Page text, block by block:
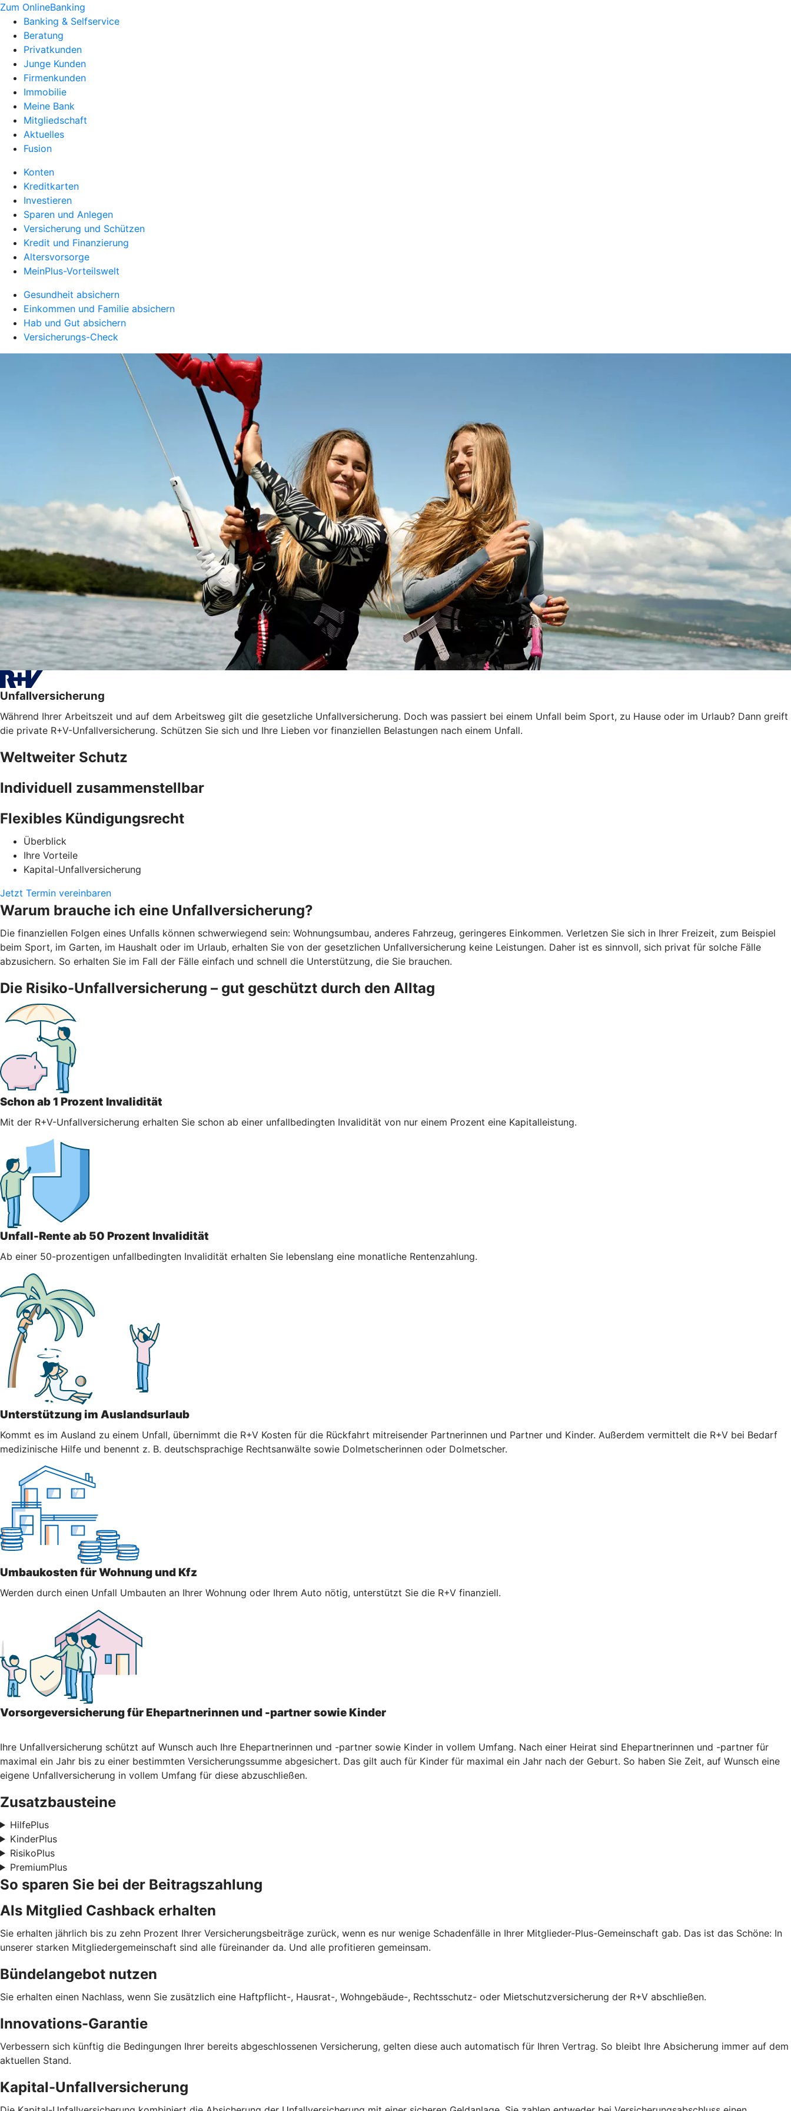
Zum OnlineBanking
Banking & Selfservice
Beratung
Privatkunden
Junge Kunden
Firmenkunden
Immobilie
Meine Bank
Mitgliedschaft
Aktuelles
Fusion
Konten
Kreditkarten
Investieren
Sparen und Anlegen
Versicherung und Schützen
Kredit und Finanzierung
Altersvorsorge
MeinPlus-Vorteilswelt
Gesundheit absichern
Einkommen und Familie absichern
Hab und Gut absichern
Versicherungs-Check
Unfallversicherung
Während Ihrer Arbeitszeit und auf dem Arbeitsweg gilt die gesetzliche Unfallversicherung. Doch was passiert bei einem Unfall beim Sport, zu Hause oder im Urlaub? Dann greift
die private R+V-Unfallversicherung. Schützen Sie sich und Ihre Lieben vor finanziellen Belastungen nach einem Unfall.
Weltweiter Schutz
Individuell zusammenstellbar
Flexibles Kündigungsrecht
Überblick
Ihre Vorteile
Kapital-Unfallversicherung
Jetzt Termin vereinbaren
Warum brauche ich eine Unfallversicherung?
Die finanziellen Folgen eines Unfalls können schwerwiegend sein: Wohnungsumbau, anderes Fahrzeug, geringeres Einkommen. Verletzen Sie sich in Ihrer Freizeit, zum Beispiel
beim Sport, im Garten, im Haushalt oder im Urlaub, erhalten Sie von der gesetzlichen Unfallversicherung keine Leistungen. Daher ist es sinnvoll, sich privat für solche Fälle
abzusichern. So erhalten Sie im Fall der Fälle einfach und schnell die Unterstützung, die Sie brauchen.
Die Risiko-Unfallversicherung – gut geschützt durch den Alltag
Schon ab 1 Prozent Invalidität
Mit der R+V-Unfallversicherung erhalten Sie schon ab einer unfallbedingten Invalidität von nur einem Prozent eine Kapitalleistung.
Unfall-Rente ab 50 Prozent Invalidität
Ab einer 50-prozentigen unfallbedingten Invalidität erhalten Sie lebenslang eine monatliche Rentenzahlung.
Unterstützung im Auslandsurlaub
Kommt es im Ausland zu einem Unfall, übernimmt die R+V Kosten für die Rückfahrt mitreisender Partnerinnen und Partner und Kinder. Außerdem vermittelt die R+V bei Bedarf
medizinische Hilfe und benennt z. B. deutschsprachige Rechtsanwälte sowie Dolmetscherinnen oder Dolmetscher.
Umbaukosten für Wohnung und Kfz
Werden durch einen Unfall Umbauten an Ihrer Wohnung oder Ihrem Auto nötig, unterstützt Sie die R+V finanziell.
Vorsorgeversicherung für Ehepartnerinnen und -partner sowie Kinder
Ihre Unfallversicherung schützt auf Wunsch auch Ihre Ehepartnerinnen und -partner sowie Kinder in vollem Umfang. Nach einer Heirat sind Ehepartnerinnen und -partner für
maximal ein Jahr bis zu einer bestimmten Versicherungssumme abgesichert. Das gilt auch für Kinder für maximal ein Jahr nach der Geburt. So haben Sie Zeit, auf Wunsch eine
eigene Unfallversicherung in vollem Umfang für diese abzuschließen.
Zusatzbausteine
HilfePlus
KinderPlus
RisikoPlus
PremiumPlus
So sparen Sie bei der Beitragszahlung
Als Mitglied Cashback erhalten
Sie erhalten jährlich bis zu zehn Prozent Ihrer Versicherungsbeiträge zurück, wenn es nur wenige Schadenfälle in Ihrer Mitglieder-Plus-Gemeinschaft gab. Das ist das Schöne: In
unserer starken Mitgliedergemeinschaft sind alle füreinander da. Und alle profitieren gemeinsam.
Bündelangebot nutzen
Sie erhalten einen Nachlass, wenn Sie zusätzlich eine Haftpflicht-, Hausrat-, Wohngebäude-, Rechtsschutz- oder Mietschutzversicherung der R+V abschließen.
Innovations-Garantie
Verbessern sich künftig die Bedingungen Ihrer bereits abgeschlossenen Versicherung, gelten diese auch automatisch für Ihren Vertrag. So bleibt Ihre Absicherung immer auf dem
aktuellen Stand.
Kapital-Unfallversicherung